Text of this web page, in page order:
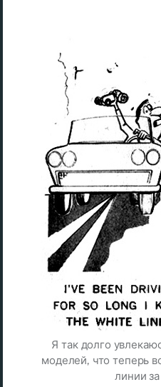
Я так долго
моделей, что теперь
линии